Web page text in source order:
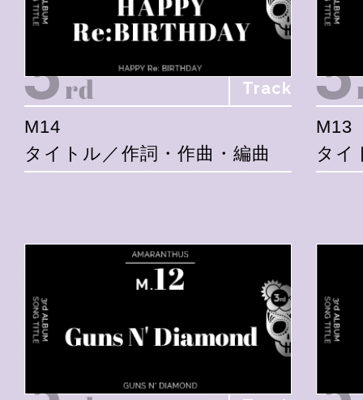
Track
M14
タイトル／作詞・作曲・編曲
M13
タイ